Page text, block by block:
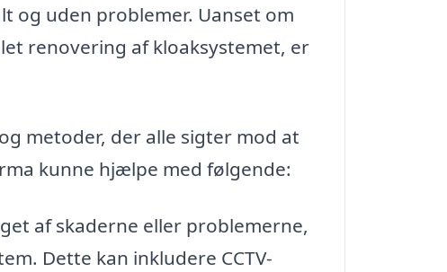
og uden problemer. Uanset om
renovering af kloaksystemet, er
metoder, der alle sigter mod at
kunne hjælpe med følgende:
af skaderne eller problemerne,
Dette kan inkludere CCTV-